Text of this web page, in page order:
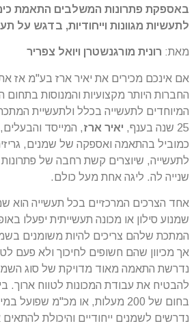
באספקת פתרונות המשלבים התאמת
לתעשיות מגוונות וייחודיות, בדגש על
מאת: רונית מורגנשטרן ויואל צפריר
אם אינכם מכירים את יאיר ארז בע"מ אז
החברות היותר מקצועיות והמנוסות בתחום
המיוחדים לתעשייה בכלל ולתעשיית
25 שנה בענף,
יאיר ארז, המייסד
כמוביל בהתאמה ואספקה של שמנים,
לתעשייה, שיוצרים קשת רחבה של פתרונות
שנייה לה. ליגה אחת מעל כולם.
אחד הצרכים המרכזיים בכל תעשייה הוא
שמנוע סילון או מכונה תעשייתית יפעלו
המתכת שלהם צריכים להיות משומנים
אך מכיוון שהם חשופים לחיכוך ולא פעם
נדרשת התאמה מאוד מדויקת של סוג השמן
להבטיח את עבודת המכונות לטווח ארוך.
נדרשים לשמנים ייחודיים והיכולת